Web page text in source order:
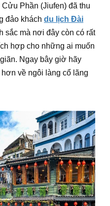
Phần (Jiufen) đã thu
đảo khách du lịch Đài
sắc mà nơi đây còn có rất
hợp cho những ai muốn
Ngay bây giờ hãy
về ngôi làng cổ lãng